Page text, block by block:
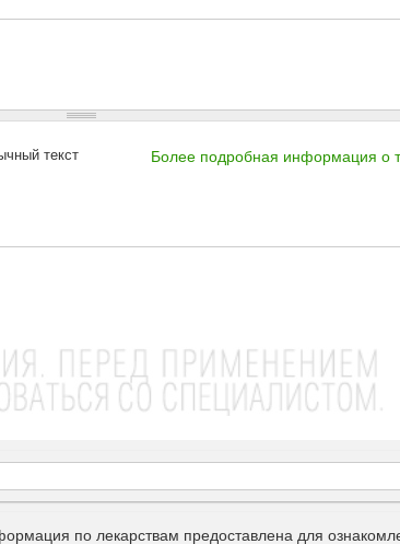
Более подробная информация о
текст
по лекарствам предоставлена для